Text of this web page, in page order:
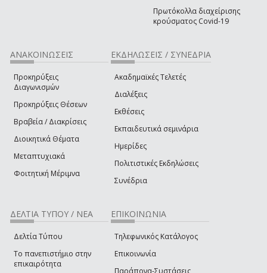
Πρωτόκολλα διαχείρισης
κρούσματος Covid-19
ΑΝΑΚΟΙΝΩΣΕΙΣ
Προκηρύξεις
Διαγωνισμών
Προκηρύξεις Θέσεων
Βραβεία / Διακρίσεις
Διοικητικά Θέματα
Μεταπτυχιακά
Φοιτητική Μέριμνα
ΕΚΔΗΛΩΣΕΙΣ / ΣΥΝΕΔΡΙΑ
Ακαδημαϊκές Τελετές
Διαλέξεις
Εκθέσεις
Εκπαιδευτικά σεμινάρια
Ημερίδες
Πολιτιστικές Εκδηλώσεις
Συνέδρια
ΔΕΛΤΙΑ ΤΥΠΟΥ / ΝΕΑ
Δελτία Τύπου
Το πανεπιστήμιο στην
επικαιρότητα
ΕΠΙΚΟΙΝΩΝΙΑ
Τηλεφωνικός Κατάλογος
Επικοινωνία